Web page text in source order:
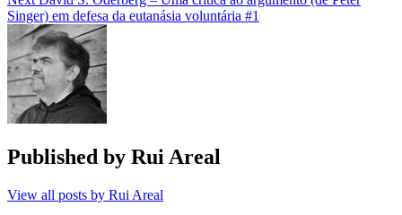
Singer) em defesa da eutanásia voluntária #1
Published by Rui Areal
View all posts by Rui Areal